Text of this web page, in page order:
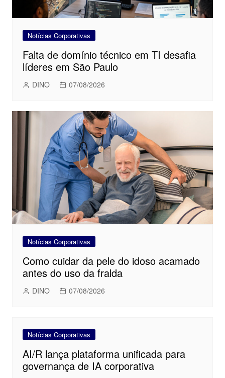
Notícias Corporativas
Falta de domínio técnico em TI desafia
líderes em São Paulo
DINO 07/08/2026
Notícias Corporativas
Como cuidar da pele do idoso acamado
antes do uso da fralda
DINO 07/08/2026
Notícias Corporativas
AI/R lança plataforma unificada para
governança de IA corporativa